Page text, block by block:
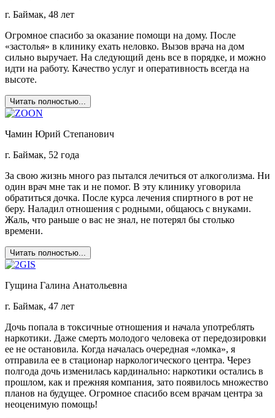
г. Баймак, 48 лет
Огромное спасибо за оказание помощи на дому. После
«застолья» в клинику ехать неловко. Вызов врача на дом
сильно выручает. На следующий день все в порядке, и можно
идти на работу. Качество услуг и оперативность всегда на
высоте.
Читать полностью...
Чамин Юрий Степанович
г. Баймак, 52 года
За свою жизнь много раз пытался лечиться от алкоголизма. Ни
один врач мне так и не помог. В эту клинику уговорила
обратиться дочка. После курса лечения спиртного в рот не
беру. Наладил отношения с родными, общаюсь с внуками.
Жаль, что раньше о вас не знал, не потерял бы столько
времени.
Читать полностью...
Гущина Галина Анатольевна
г. Баймак, 47 лет
Дочь попала в токсичные отношения и начала употреблять
наркотики. Даже смерть молодого человека от передозировки
ее не остановила. Когда началась очередная «ломка», я
отправила ее в стационар наркологического центра. Через
полгода дочь изменилась кардинально: наркотики остались в
прошлом, как и прежняя компания, зато появилось множество
планов на будущее. Огромное спасибо всем врачам центра за
неоценимую помощь!